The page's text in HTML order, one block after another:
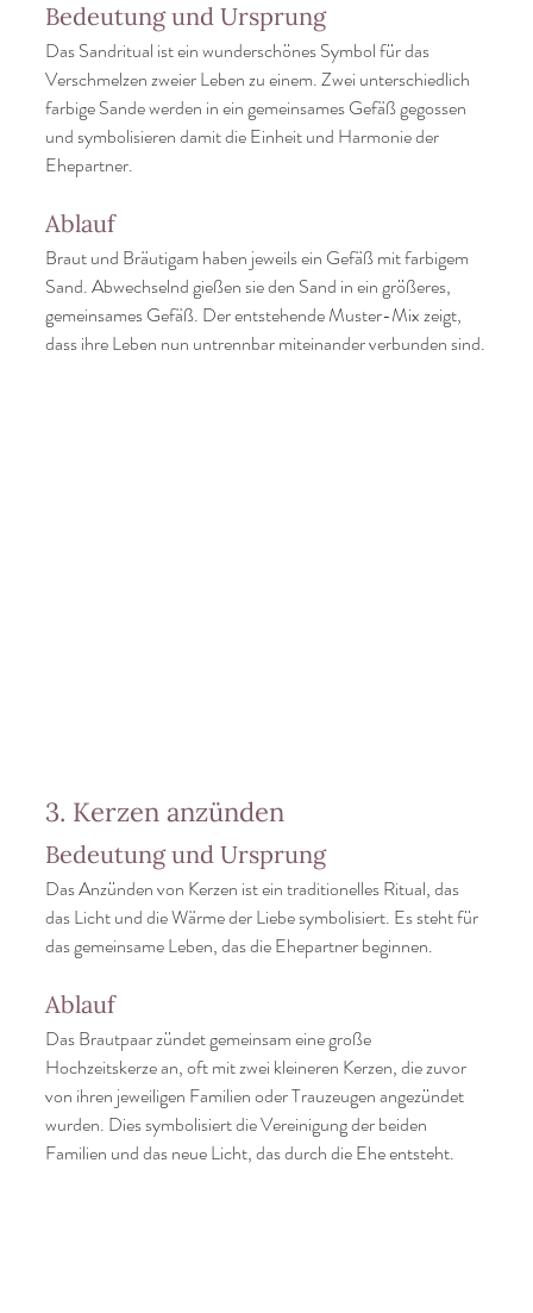
Bedeutung und Ursprung
Das Sandritual ist ein wunderschönes Symbol für das
Verschmelzen zweier Leben zu einem. Zwei unterschiedlich
farbige Sande werden in ein gemeinsames Gefäß gegossen
und symbolisieren damit die Einheit und Harmonie der
Ehepartner.
Ablauf
Braut und Bräutigam haben jeweils ein Gefäß mit farbigem
Sand. Abwechselnd gießen sie den Sand in ein größeres,
gemeinsames Gefäß. Der entstehende Muster-Mix zeigt,
dass ihre Leben nun untrennbar miteinander verbunden sind.
3. Kerzen anzünden
Bedeutung und Ursprung
Das Anzünden von Kerzen ist ein traditionelles Ritual, das
das Licht und die Wärme der Liebe symbolisiert. Es steht für
das gemeinsame Leben, das die Ehepartner beginnen.
Ablauf
Das Brautpaar zündet gemeinsam eine große
Hochzeitskerze an, oft mit zwei kleineren Kerzen, die zuvor
von ihren jeweiligen Familien oder Trauzeugen angezündet
wurden. Dies symbolisiert die Vereinigung der beiden
Familien und das neue Licht, das durch die Ehe entsteht.